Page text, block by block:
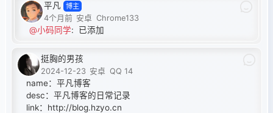
平凡 博主
4个月前 安卓 Chrome133
@小码同学: 已添加
挺胸的男孩
2024-12-23 安卓 QQ 14
name：平凡博客
desc：平凡博客的日常记录
link： http://blog.hzyo.cn